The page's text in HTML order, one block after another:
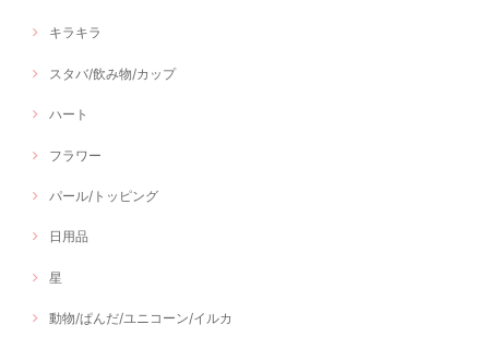
キラキラ
スタバ/飲み物/カップ
ハート
フラワー
パール/トッピング
日用品
星
動物/ぱんだ/ユニコーン/イルカ